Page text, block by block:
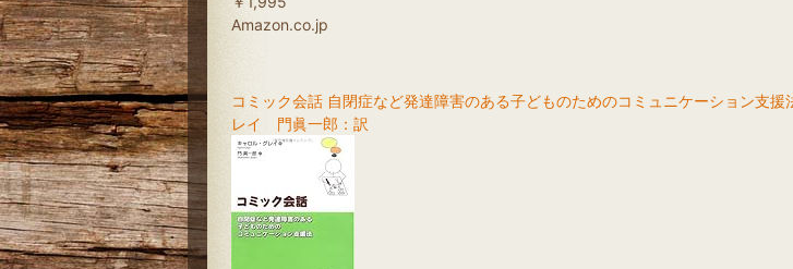
Amazon.co.jp
コミック会話 自閉症など発達障害のある子どものためのコミュニケーション支援
レイ 門眞一郎：訳